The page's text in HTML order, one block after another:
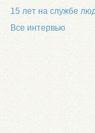
15 лет на службе
Все интервью